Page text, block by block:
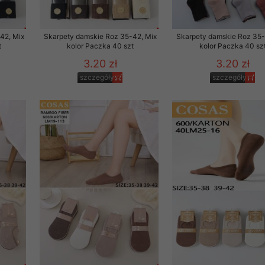
Mix
Skarpety damskie Roz 35-42, Mix
kolor Paczka 40 szt
3.20 zł
szczegóły
Skarpety damskie Roz
kolor Paczka 40
3.20 zł
szczegóły
promocyjne wysyłamy Klientom jedynie wówczas, gdy wyrazili na
wysyłanego Klientowi, jeżeli potwierdzi wyraźnie
na otrzymywanie newslettera o aktualnych promocjach,
te dotyczą wyłącznie oferty naszego Sklepu.
i sugestie odnoszące się do ochrony Państwa prywatności,
na email